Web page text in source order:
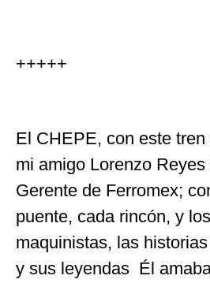
+++++
El CHEPE, con este
mi amigo Lorenzo
Gerente de Ferromex;
puente, cada rincón, y
maquinistas, las
y sus leyendas Él